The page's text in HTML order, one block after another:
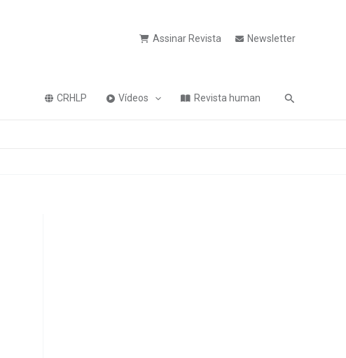
Assinar Revista Newsletter
CRHLP Vídeos Revista human Pesquisa